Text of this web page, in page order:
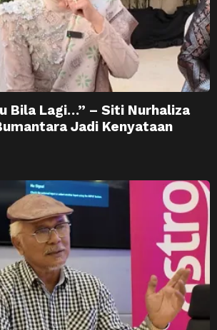
Bila Lagi…” – Siti Nurhaliza
Jadi Kenyataan